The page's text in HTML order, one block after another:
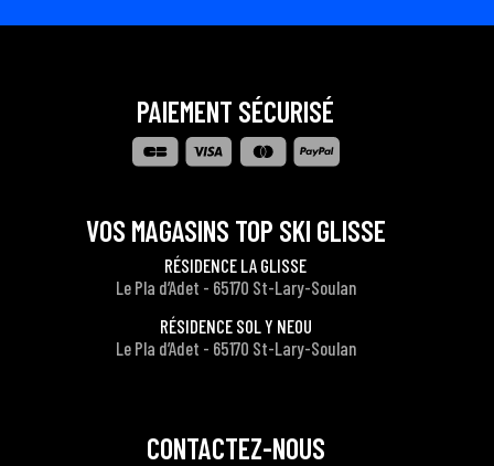
PAIEMENT SÉCURISÉ
VOS MAGASINS TOP SKI GLISSE
RÉSIDENCE LA GLISSE
Le Pla d’Adet - 65170 St-Lary-Soulan
RÉSIDENCE SOL Y NEOU
Le Pla d’Adet - 65170 St-Lary-Soulan
CONTACTEZ-NOUS